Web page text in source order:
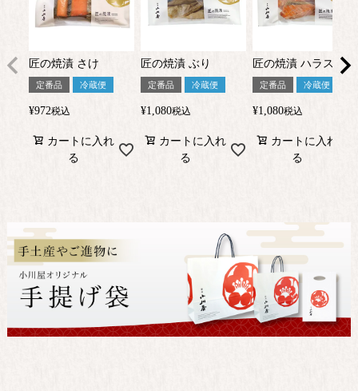
匠の焼漬 さけ
定番品 冷蔵便
¥972税込
カートに入れ
る
匠の焼漬 ぶり
定番品 冷蔵便
¥1,080税込
カートに入れ
る
匠の焼漬 ハラス
定番品 冷蔵便
¥1,080税込
カートに入れ
る